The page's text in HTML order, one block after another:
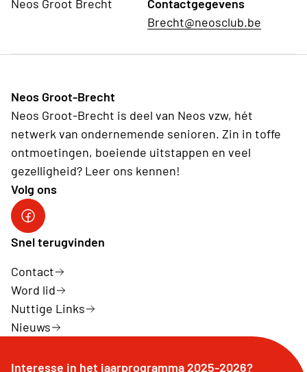
Neos Groot Brecht
Contactgegevens
Brecht@neosclub.be
Neos Groot-Brecht
Neos Groot-Brecht is deel van Neos vzw, hét
netwerk van ondernemende senioren. Zin in toffe
ontmoetingen, boeiende uitstappen en veel
gezelligheid? Leer ons kennen!
Volg ons
Facebook Neos Groot Brecht
Snel terugvinden
Contact
Word lid
Nuttige Links
Nieuws
Interesse in het jaarprogramma 2025-2026?